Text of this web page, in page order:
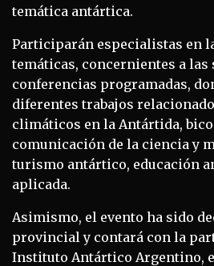
temática antártica.
Participarán especialistas en
temáticas, concernientes a las
conferencias programadas,
diferentes trabajos
climáticos en la Antártida,
comunicación de la ciencia y
turismo antártico, educación
aplicada.
Asimismo, el evento ha sido
provincial y contará con la
Instituto Antártico Argentino, el